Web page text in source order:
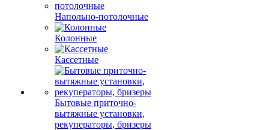
Напольно-потолочные
Колонные
Кассетные
Бытовые приточно-
вытяжные установки,
рекуператоры, бризеры